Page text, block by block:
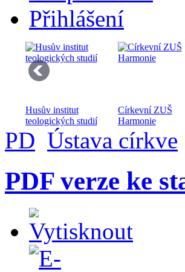
Přihlášení
Husův institut
teologických studií
Církevní ZUŠ
Harmonie
Centrum volného
času Hláska
Hospic Dobrého
PD Ústava církve
PDF verze ke